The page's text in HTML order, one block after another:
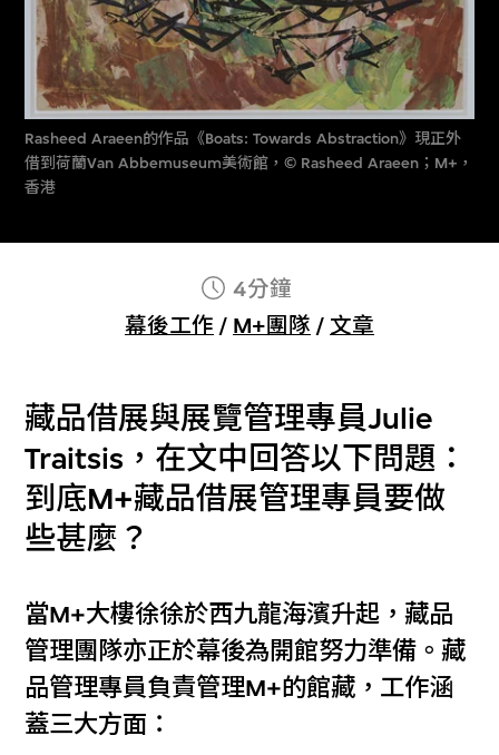
Rasheed Araeen的作品《Boats: Towards Abstraction》現正外
借到荷蘭Van Abbemuseum美術館，© Rasheed Araeen；M+，
香港
4分鐘
幕後工作 / M+團隊 / 文章
藏品借展與展覽管理專員Julie
Traitsis，在文中回答以下問題：
到底M+藏品借展管理專員要做
些甚麼？
當M+大樓徐徐於西九龍海濱升起，藏品
管理團隊亦正於幕後為開館努力準備。藏
品管理專員負責管理M+的館藏，工作涵
蓋三大方面：